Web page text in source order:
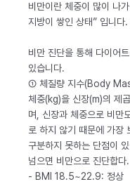
비만이란 체중이 많이 나
지방이 쌓인 상태” 입니
비만 진단을 통해 다이어
있습니다.
① 체질량 지수(Body
체중(kg)을 신장(m)의 제
며, 신장과 체중으로 비만
로 하지 않기 때문에 가장
구분하지 못하는 단점이
넘으면 비만으로 진단합다.
- BMI 18.5~22.9: 정상